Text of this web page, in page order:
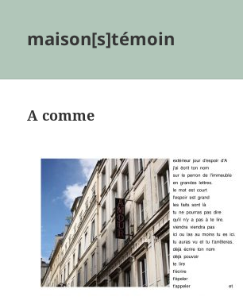
maison[s]témoin
A comme